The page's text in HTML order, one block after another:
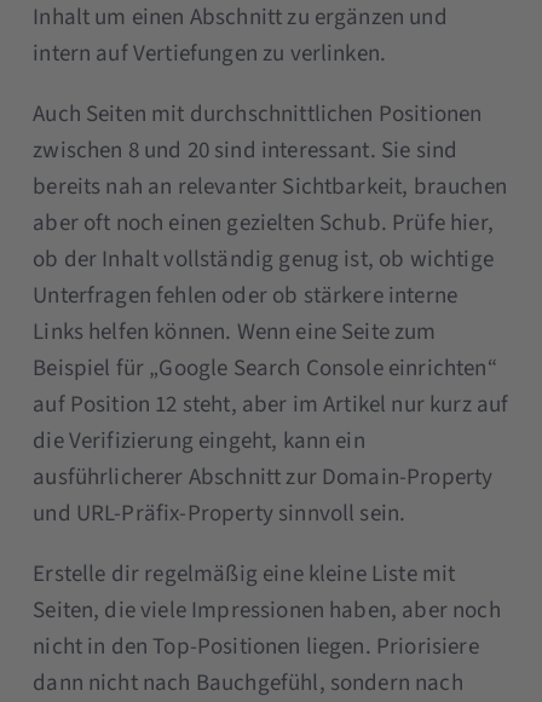
Inhalt um einen Abschnitt zu ergänzen und
intern auf Vertiefungen zu verlinken.
Auch Seiten mit durchschnittlichen Positionen
zwischen 8 und 20 sind interessant. Sie sind
bereits nah an relevanter Sichtbarkeit, brauchen
aber oft noch einen gezielten Schub. Prüfe hier,
ob der Inhalt vollständig genug ist, ob wichtige
Unterfragen fehlen oder ob stärkere interne
Links helfen können. Wenn eine Seite zum
Beispiel für „Google Search Console einrichten“
auf Position 12 steht, aber im Artikel nur kurz auf
die Verifizierung eingeht, kann ein
ausführlicherer Abschnitt zur Domain-Property
und URL-Präfix-Property sinnvoll sein.
Erstelle dir regelmäßig eine kleine Liste mit
Seiten, die viele Impressionen haben, aber noch
nicht in den Top-Positionen liegen. Priorisiere
dann nicht nach Bauchgefühl, sondern nach